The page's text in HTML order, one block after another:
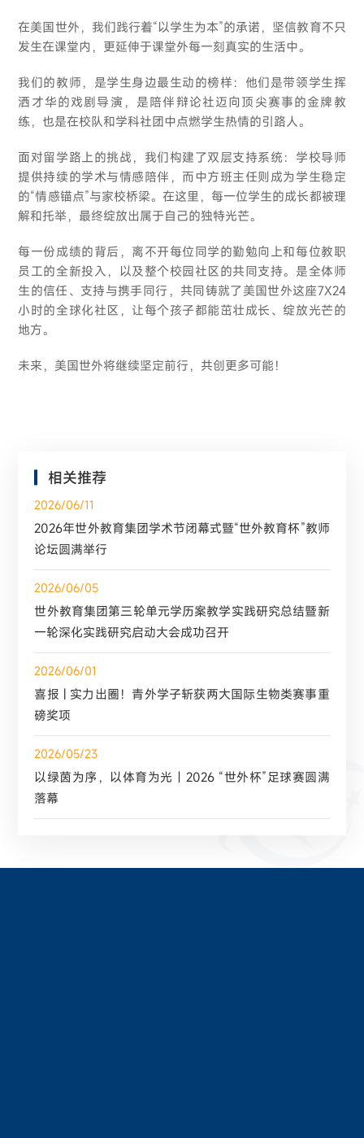
在美国世外，我们践行着“以学生为本”的承诺，坚信教育不只
发生在课堂内，更延伸于课堂外每一刻真实的生活中。
我们的教师，是学生身边最生动的榜样：他们是带领学生挥
洒才华的戏剧导演，是陪伴辩论社迈向顶尖赛事的金牌教
练，也是在校队和学科社团中点燃学生热情的引路人。
面对留学路上的挑战，我们构建了双层支持系统：学校导师
提供持续的学术与情感陪伴，而中方班主任则成为学生稳定
的“情感锚点”与家校桥梁。在这里，每一位学生的成长都被理
解和托举，最终绽放出属于自己的独特光芒。
每一份成绩的背后，离不开每位同学的勤勉向上和每位教职
员工的全新投入，以及整个校园社区的共同支持。是全体师
生的信任、支持与携手同行，共同铸就了美国世外这座7X24
小时的全球化社区，让每个孩子都能茁壮成长、绽放光芒的
地方。
未来，美国世外将继续坚定前行，共创更多可能！
相关推荐
2026/06/11
2026年世外教育集团学术节闭幕式暨“世外教育杯”教师
论坛圆满举行
2026/06/05
世外教育集团第三轮单元学历案教学实践研究总结暨新
一轮深化实践研究启动大会成功召开
2026/06/01
喜报 | 实力出圈！青外学子斩获两大国际生物类赛事重
磅奖项
2026/05/23
以绿茵为序，以体育为光｜2026 “世外杯”足球赛圆满
落幕